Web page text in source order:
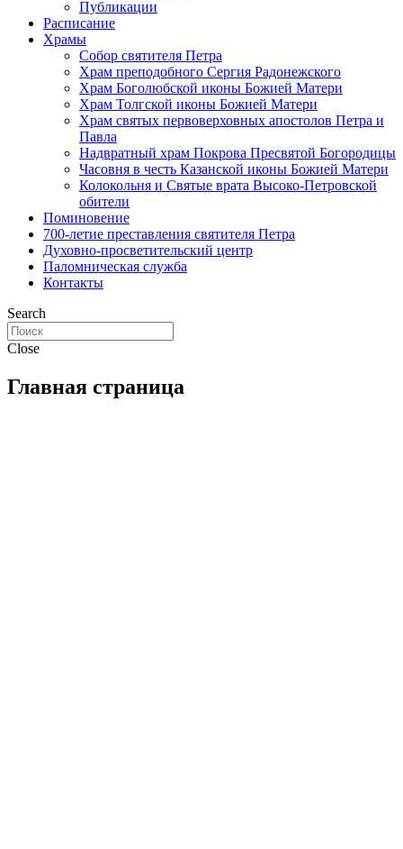
Публикации
Расписание
Храмы
Собор святителя Петра
Храм преподобного Сергия Радонежского
Храм Боголюбской иконы Божией Матери
Храм Толгской иконы Божией Матери
Храм святых первоверховных апостолов Петра и
Павла
Надвратный храм Покрова Пресвятой Богородицы
Часовня в честь Казанской иконы Божией Матери
Колокольня и Святые врата Высоко-Петровской
обители
Поминовение
700-летие преставления святителя Петра
Духовно-просветительский центр
Паломническая служба
Контакты
Search
Close
Главная страница